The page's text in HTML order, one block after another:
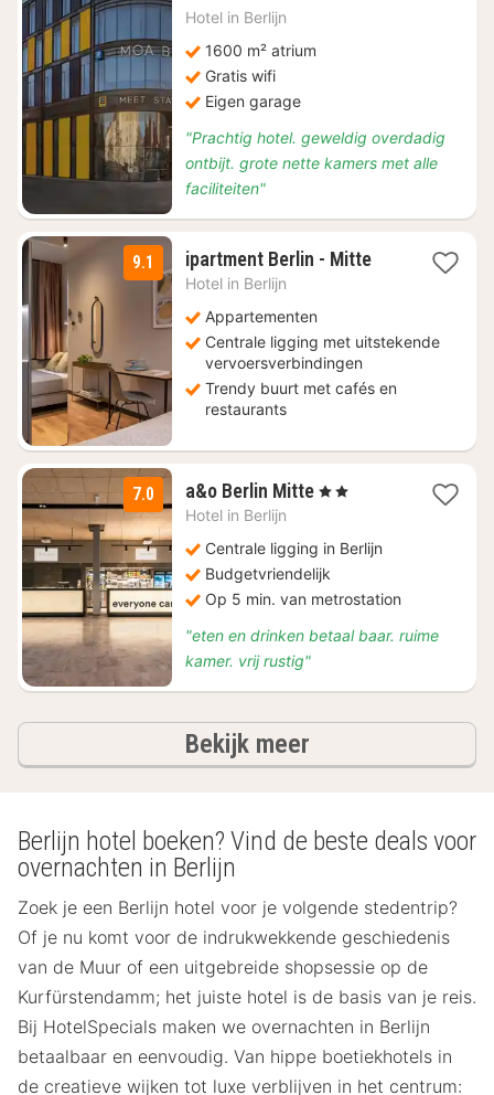
Hotel in Berlijn
1600 m² atrium
Gratis wifi
Eigen garage
"Prachtig hotel. geweldig overdadig
ontbijt. grote nette kamers met alle
faciliteiten"
9.1 ipartment Berlin - Mitte1
88,75
Hotel in Berlijn
Appartementen
Centrale ligging met uitstekende
vervoersverbindingen
Trendy buurt met cafés en
restaurants
7.0 a&o Berlin Mitte2
€
86,01
, 2 Sterren
Hotel in Berlijn
Centrale ligging in Berlijn
Budgetvriendelijk
Op 5 min. van metrostation
"eten en drinken betaal baar. ruime
kamer. vrij rustig"
Bekijk meerhotels
Berlijn hotel boeken? Vind de beste deals voor
overnachten in Berlijn
Zoek je een Berlijn hotel voor je volgende stedentrip?
Of je nu komt voor de indrukwekkende geschiedenis
van de Muur of een uitgebreide shopsessie op de
Kurfürstendamm; het juiste hotel is de basis van je reis.
Bij HotelSpecials maken we overnachten in Berlijn
betaalbaar en eenvoudig. Van hippe boetiekhotels in
de creatieve wijken tot luxe verblijven in het centrum: